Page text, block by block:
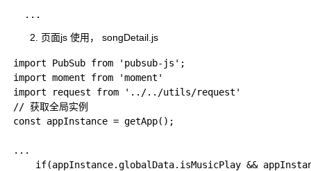
页面js 使用， songDetail.js
import PubSub from 'pubsub-js';
import moment from 'moment'
import request from '../../utils/request'
// 获取全局实例
const appInstance = getApp();
...
if(appInstance.globalData.isMusicPlay &&